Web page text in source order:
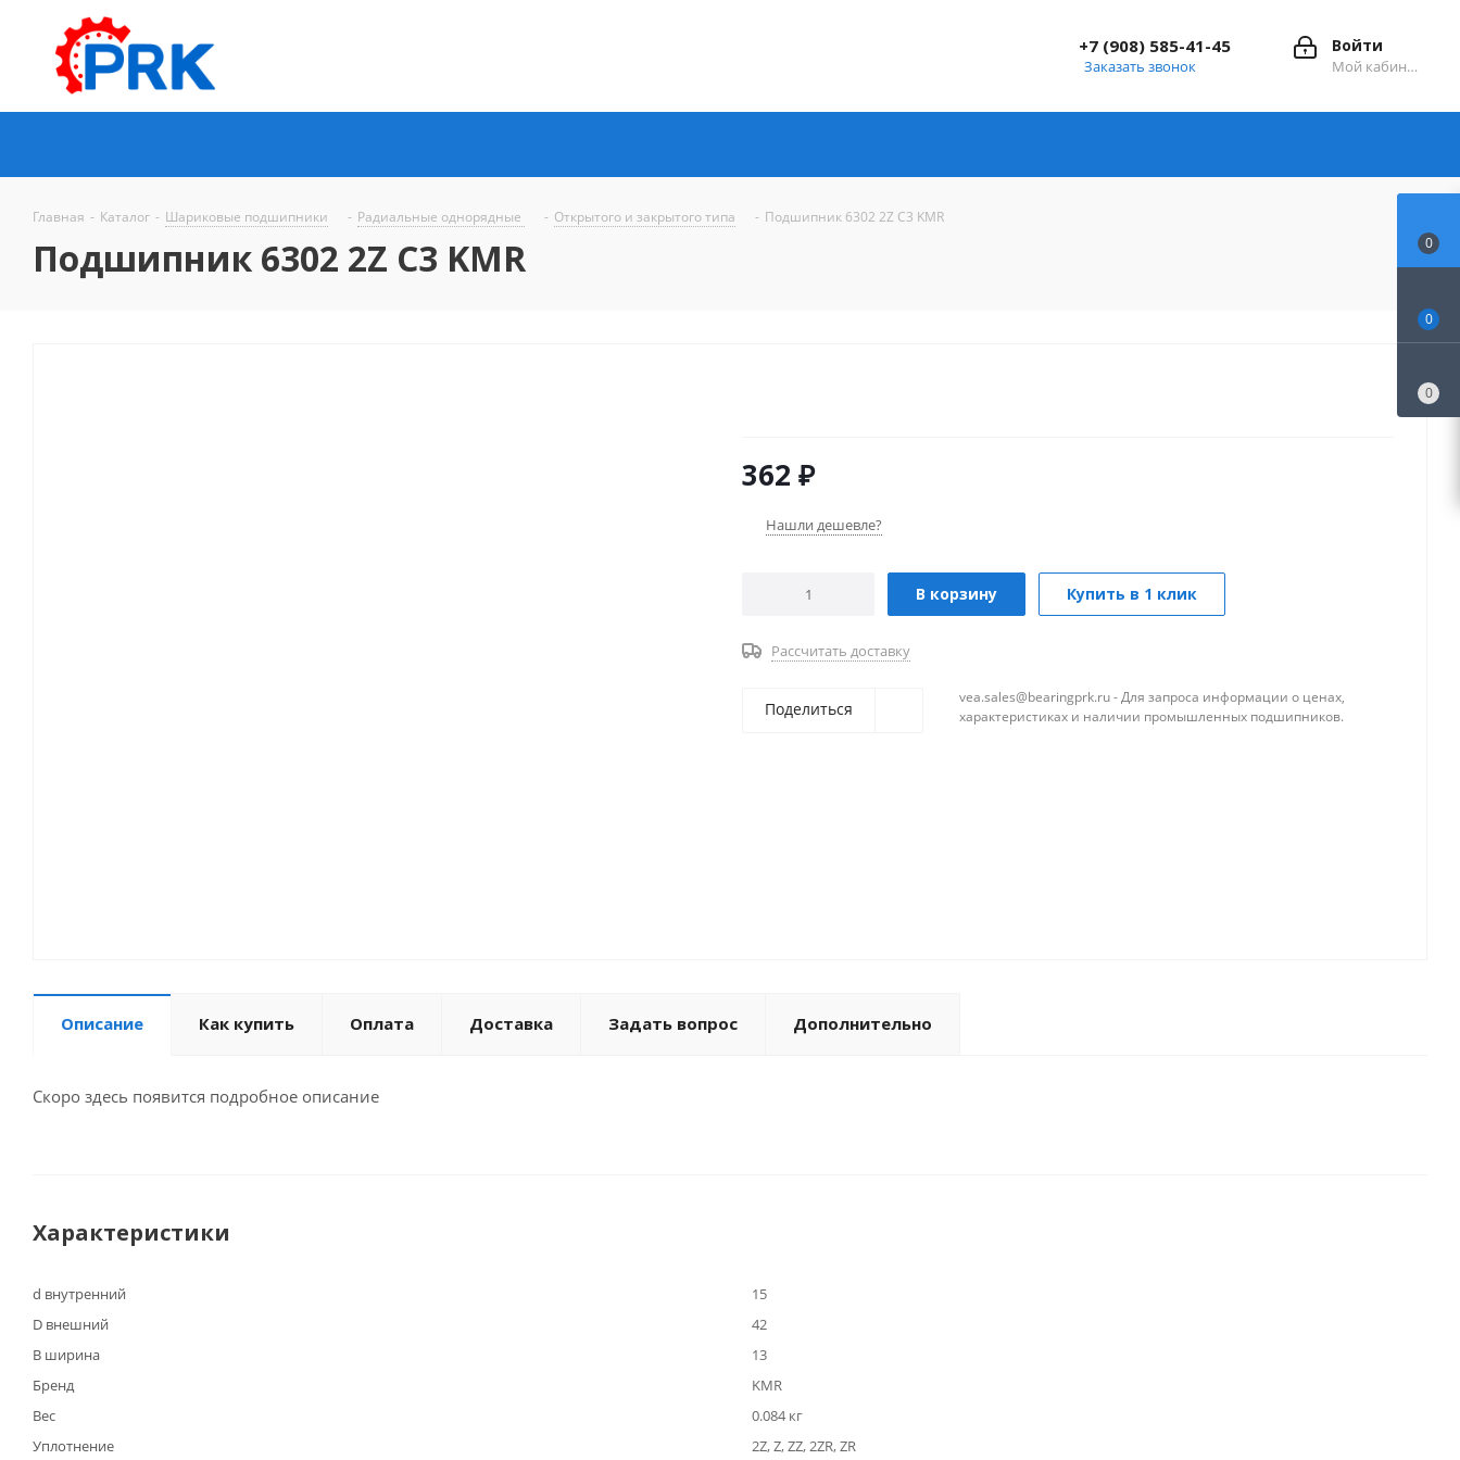
Войти
Мой кабинет
+7 (908) 585-41-45
Заказать звонок
Главная - Каталог - Шариковые подшипники - Радиальные однорядные - Открытого и закрытого типа - Подшипник 6302 2Z C3 KMR
Подшипник 6302 2Z C3 KMR
362 ₽
Нашли дешевле?
В корзину Купить в 1 клик
Рассчитать доставку
Поделиться
vea.sales@bearingprk.ru - Для запроса информации о ценах,
характеристиках и наличии промышленных подшипников.
Описание Как купить Оплата Доставка Задать вопрос Дополнительно
Скоро здесь появится подробное описание
Характеристики
d внутренний
15
D внешний
42
B ширина
13
Бренд
KMR
Вес
0.084 кг
Уплотнение
2Z, Z, ZZ, 2ZR, ZR
0
0
0